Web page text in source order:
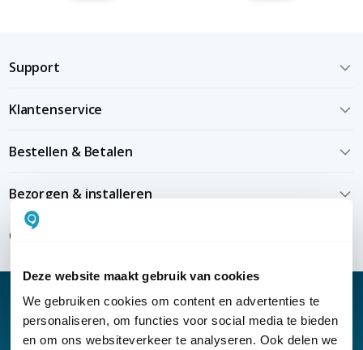
Deze website maakt gebruik van cookies
We gebruiken cookies om content en advertenties te
personaliseren, om functies voor social media te bieden
en om ons websiteverkeer te analyseren. Ook delen we
Support
Klantenservice
Bestellen & Betalen
Bezorgen & installeren
Over KommaGo